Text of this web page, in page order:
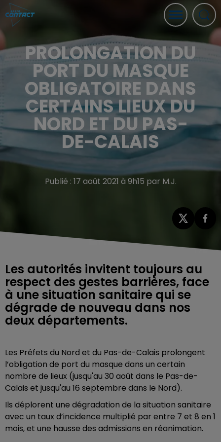
PROLONGATION DU
PORT DU MASQUE
OBLIGATOIRE DANS
CERTAINS LIEUX DU
NORD ET DU PAS-
DE-CALAIS
Publié : 17 août 2021 à 9h15 par M.J.
Les autorités invitent toujours au
respect des gestes barrières, face
à une situation sanitaire qui se
dégrade de nouveau dans nos
deux départements.
Les Préfets du Nord et du Pas-de-Calais prolongent
l’obligation de port du masque dans un certain
nombre de lieux (jusqu'au 30 août dans le Pas-de-
Calais et jusqu'au 16 septembre dans le Nord).
Ils déplorent une dégradation de la situation sanitaire
avec un taux d’incidence multiplié par entre 7 et 8 en 1
mois, et une hausse des admissions en réanimation.